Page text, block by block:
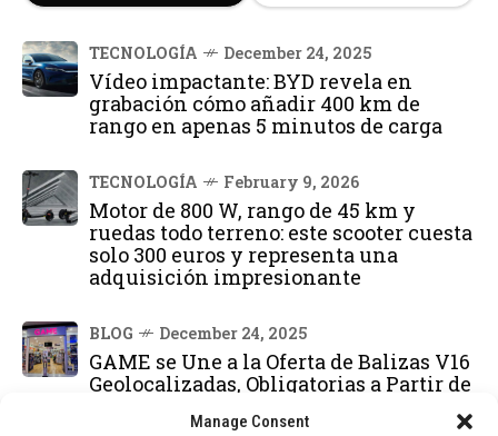
Manage Consent
TECNOLOGÍA December 24, 2025
Vídeo impactante: BYD revela en
grabación cómo añadir 400 km de
rango en apenas 5 minutos de carga
TECNOLOGÍA February 9, 2026
Motor de 800 W, rango de 45 km y
ruedas todo terreno: este scooter cuesta
solo 300 euros y representa una
adquisición impresionante
BLOG December 24, 2025
GAME se Une a la Oferta de Balizas V16
Geolocalizadas, Obligatorias a Partir de